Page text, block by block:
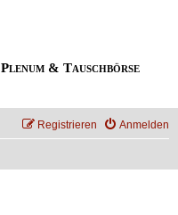
Plenum & Tauschbörse
Anmelden
Registrieren